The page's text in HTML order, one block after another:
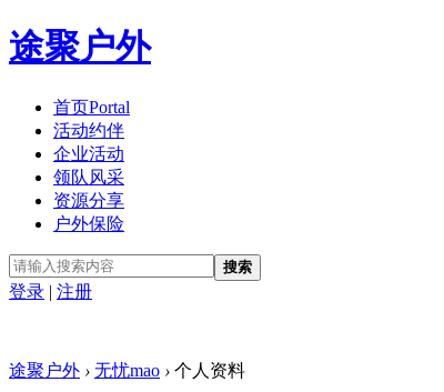
途聚户外
首页Portal
活动约伴
企业活动
领队风采
资源分享
户外保险
搜索
登录 | 注册
途聚户外 › 无忧mao › 个人资料